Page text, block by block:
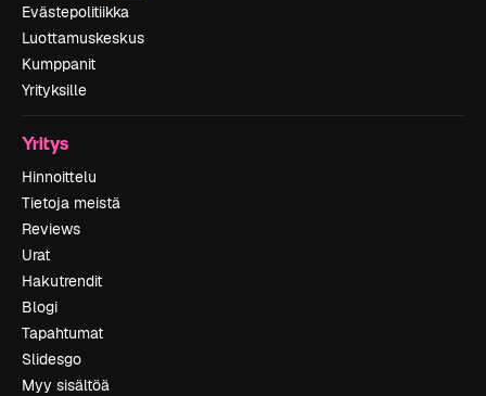
Evästepolitiikka
Luottamuskeskus
Kumppanit
Yrityksille
Yritys
Hinnoittelu
Tietoja meistä
Reviews
Urat
Hakutrendit
Blogi
Tapahtumat
Slidesgo
Myy sisältöä